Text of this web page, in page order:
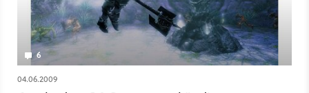
6
04.06.2009